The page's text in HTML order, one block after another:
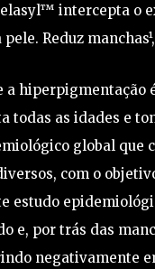
intercepta o
Reduz
a
todas as idades e
global que
com o
estudo
e, por trás das
negativamente